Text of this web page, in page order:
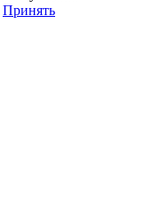
Принять